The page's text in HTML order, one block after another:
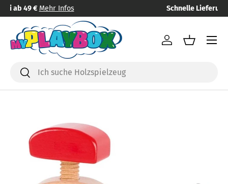
Direkt zum Inhalt
Schnelle Lieferung in 1 - 3 Tagen
Suchen
Suchen
Einloggen
Menü